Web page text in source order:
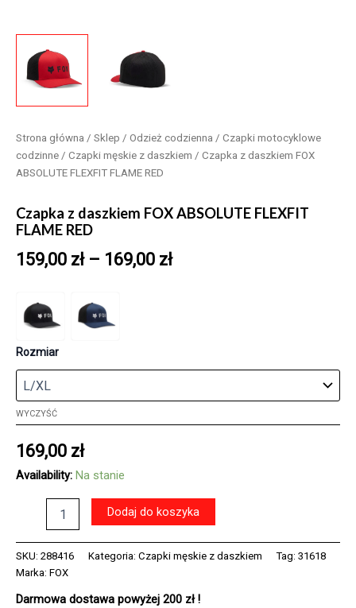
Strona główna / Sklep / Odzież codzienna / Czapki motocyklowe
codzinne / Czapki męskie z daszkiem / Czapka z daszkiem FOX
ABSOLUTE FLEXFIT FLAME RED
Czapka z daszkiem FOX ABSOLUTE FLEXFIT
FLAME RED
159,00 zł– 169,00 zł
Rozmiar
WYCZYŚĆ
169,00 zł
Availability: Na stanie
daszkiem
FOX
FLEXFIT
Dodaj do koszyka
SKU: 288416 Kategoria: Czapki męskie z daszkiem Tag: 31618
Marka: FOX
Darmowa dostawa powyżej 200 zł !